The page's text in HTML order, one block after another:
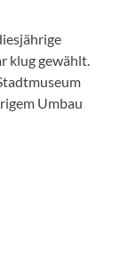
klug gewählt.
Umbau